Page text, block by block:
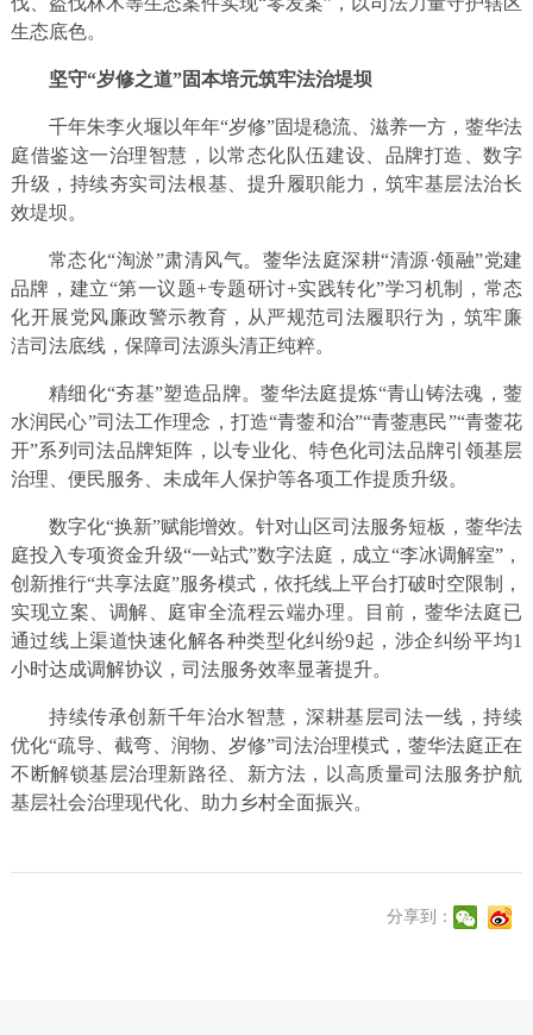
生态底色。
坚守“岁修之道”固本培元筑牢法治堤坝
千年朱李火堰以年年“岁修”固堤稳流、滋养一方，蓥华法
庭借鉴这一治理智慧，以常态化队伍建设、品牌打造、数字
升级，持续夯实司法根基、提升履职能力，筑牢基层法治长
效堤坝。
常态化“淘淤”肃清风气。蓥华法庭深耕“清源·领融”党建
品牌，建立“第一议题+专题研讨+实践转化”学习机制，常态
化开展党风廉政警示教育，从严规范司法履职行为，筑牢廉
洁司法底线，保障司法源头清正纯粹。
精细化“夯基”塑造品牌。蓥华法庭提炼“青山铸法魂，蓥
水润民心”司法工作理念，打造“青蓥和治”“青蓥惠民”“青蓥花
开”系列司法品牌矩阵，以专业化、特色化司法品牌引领基层
治理、便民服务、未成年人保护等各项工作提质升级。
数字化“换新”赋能增效。针对山区司法服务短板，蓥华法
庭投入专项资金升级“一站式”数字法庭，成立“李冰调解室”，
创新推行“共享法庭”服务模式，依托线上平台打破时空限制，
实现立案、调解、庭审全流程云端办理。目前，蓥华法庭已
通过线上渠道快速化解各种类型化纠纷9起，涉企纠纷平均1
小时达成调解协议，司法服务效率显著提升。
持续传承创新千年治水智慧，深耕基层司法一线，持续
优化“疏导、截弯、润物、岁修”司法治理模式，蓥华法庭正在
不断解锁基层治理新路径、新方法，以高质量司法服务护航
基层社会治理现代化、助力乡村全面振兴。
分享到：